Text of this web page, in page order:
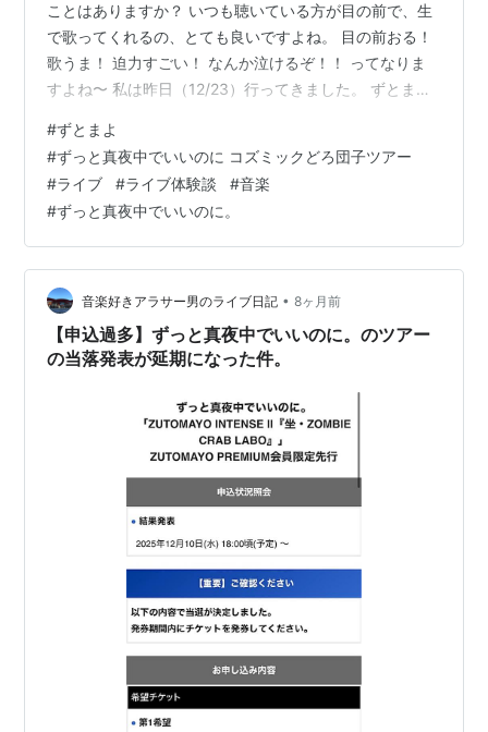
ことはありますか？ いつも聴いている方が目の前で、生
で歌ってくれるの、とても良いですよね。 目の前おる！
歌うま！ 迫力すごい！ なんか泣けるぞ！！ ってなりま
すよね〜 私は昨日（12/23）行ってきました。 ずとまよ
真夜中でいいのに。」です。 zutomayo.net ボーカルの
ACAねさんだけが固定されていて、他のメンバーは決ま
っていない、不定型のバンドです。 めっちゃ良いんで
す。 とにかく曲を聴いてください。 AppleMusicなどの
サブスクに加入されている方は、ライブ版の配信も…
#ずとまよ
#ずっと真夜中でいいのに コズミックどろ団子ツアー
#ライブ #ライブ体験談 #音楽
#ずっと真夜中でいいのに。
音楽好きアラサー男のライブ日記 • 8ヶ月前
【申込過多】ずっと真夜中でいいのに。のツアー
の当落発表が延期になった件。